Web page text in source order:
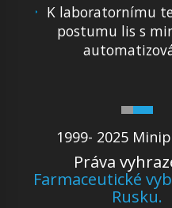
1999- 2025
Práva
Farmaceutické
Rusku.
K laboratornímu
postumu lis s